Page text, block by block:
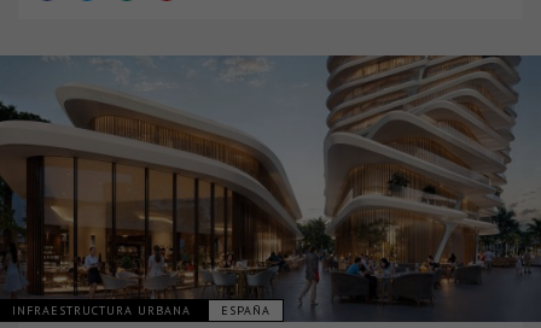
INFRAESTRUCTURA URBANA ESPAÑA